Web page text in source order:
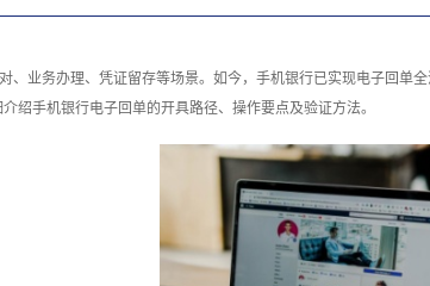
、业务办理、凭证留存等场景。如今，手机银行已实现电子回
绍手机银行电子回单的开具路径、操作要点及验证方法。